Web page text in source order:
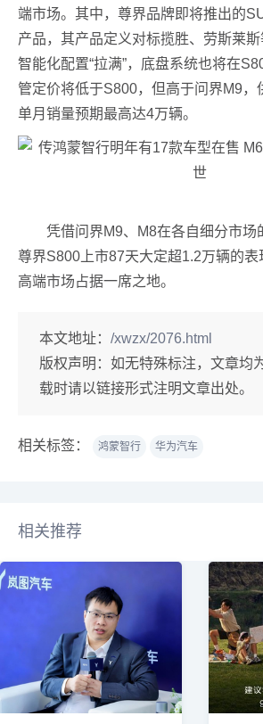
端市场。其中，尊界品牌即将推出的
产品，其产品定义对标揽胜、劳斯莱斯
智能化配置“拉满”，底盘系统也将在
管定价将低于S800，但高于问界M9，
单月销量预期最高达4万辆。
凭借问界M9、M8在各自细分市场
尊界S800上市87天大定超1.2万辆的表
高端市场占据一席之地。
本文地址： /xwzx/2076.html
版权声明： 如无特殊标注，文章均
载时请以链接形式注明文章出处。
相关标签： 鸿蒙智行 华为汽车
相关推荐